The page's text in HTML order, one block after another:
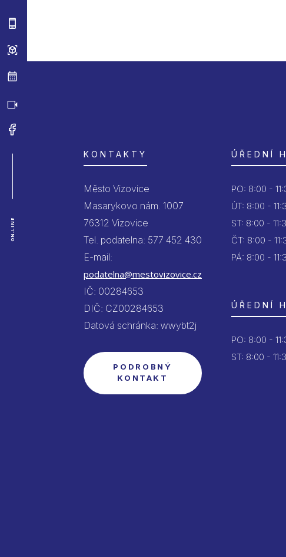
ON-LINE
KONTAKTY
Město Vizovice
Masarykovo nám. 1007
76312 Vizovice
Tel. podatelna: 577 452 430
E-mail:
podatelna@mestovizovice.cz
IČ: 00284653
DIČ: CZ00284653
Datová schránka: wwybt2j
PODROBNÝ
KONTAKT
ÚŘEDNÍ
PO: 8:00 -
ÚT: 8:00 -
ST: 8:00 -
ČT: 8:00 -
PÁ: 8:00 -
ÚŘEDNÍ
PO: 8:00 -
ST: 8:00 -